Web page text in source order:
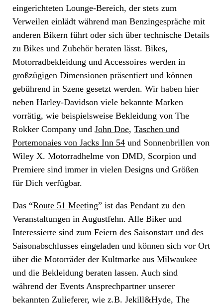
eingerichteten Lounge-Bereich, der stets zum
Verweilen einlädt während man Benzingespräche mit
anderen Bikern führt oder sich über technische Details
zu Bikes und Zubehör beraten lässt. Bikes,
Motorradbekleidung und Accessoires werden in
großzügigen Dimensionen präsentiert und können
gebührend in Szene gesetzt werden. Wir haben hier
neben Harley-Davidson viele bekannte Marken
vorrätig, wie beispielsweise Bekleidung von The
Rokker Company undJohn Doe,Taschen und
Portemonaies von Jacks Inn 54 und Sonnenbrillen von
Wiley X. Motorradhelme von DMD, Scorpion und
Premiere sind immer in vielen Designs und Größen
für Dich verfügbar.
Das “Route 51 Meeting” ist das Pendant zu den
Veranstaltungen in Augustfehn. Alle Biker und
Interessierte sind zum Feiern des Saisonstart und des
Saisonabschlusses eingeladen und können sich vor Ort
über die Motorräder der Kultmarke aus Milwaukee
und die Bekleidung beraten lassen. Auch sind
während der Events Ansprechpartner unserer
bekannten Zulieferer, wie z.B. Jekill&Hyde, The